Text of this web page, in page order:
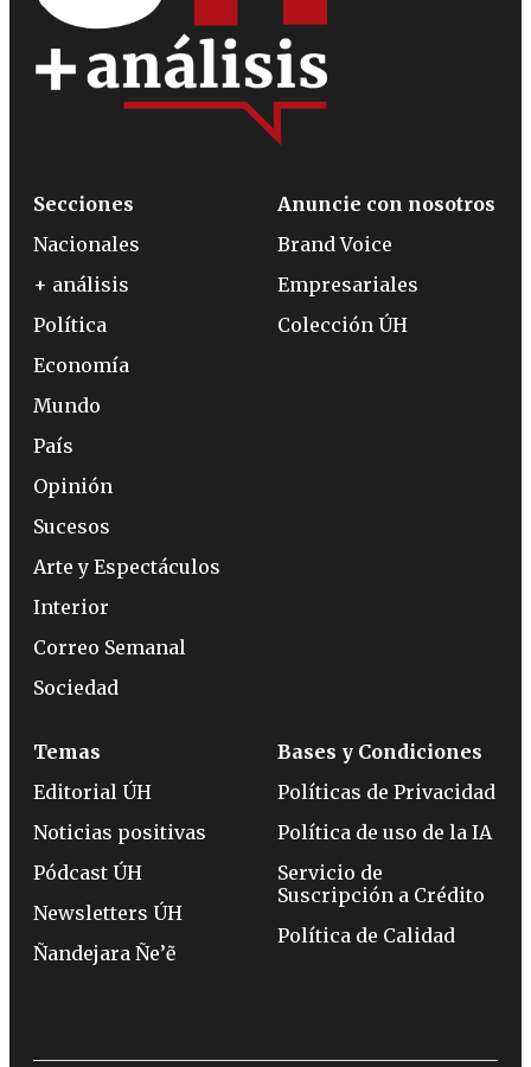
Secciones
Nacionales
+ análisis
Política
Economía
Mundo
País
Opinión
Sucesos
Arte y Espectáculos
Interior
Correo Semanal
Sociedad
Anuncie con nosotros
Brand Voice
Empresariales
Colección ÚH
Temas
Editorial ÚH
Noticias positivas
Pódcast ÚH
Newsletters ÚH
Ñandejara Ñe’ẽ
Bases y Condiciones
Políticas de Privacidad
Política de uso de la IA
Servicio de
Suscripción a Crédito
Política de Calidad